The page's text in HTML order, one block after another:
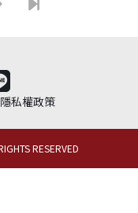
隱私權政策
RESERVED